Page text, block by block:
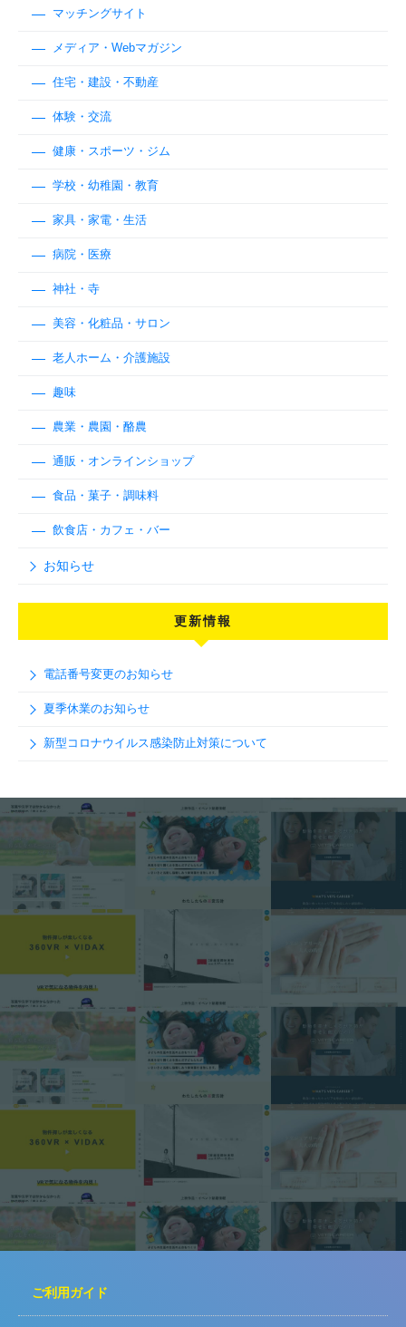
マッチングサイト
メディア・Webマガジン
住宅・建設・不動産
体験・交流
健康・スポーツ・ジム
学校・幼稚園・教育
家具・家電・生活
病院・医療
神社・寺
美容・化粧品・サロン
老人ホーム・介護施設
趣味
農業・農園・酪農
通販・オンラインショップ
食品・菓子・調味料
飲食店・カフェ・バー
お知らせ
更新情報
電話番号変更のお知らせ
夏季休業のお知らせ
新型コロナウイルス感染防止対策について
ご利用ガイド